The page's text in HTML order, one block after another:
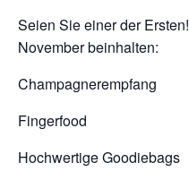
Seien Sie einer der
November beinhalten:
Champagnerempfang
Fingerfood
Hochwertige Goodiebags